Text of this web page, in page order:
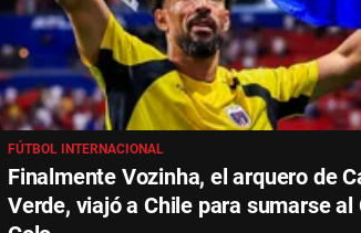
FÚTBOL INTERNACIONAL
Finalmente Vozinha, el arquero de
Verde, viajó a Chile para sumarse al